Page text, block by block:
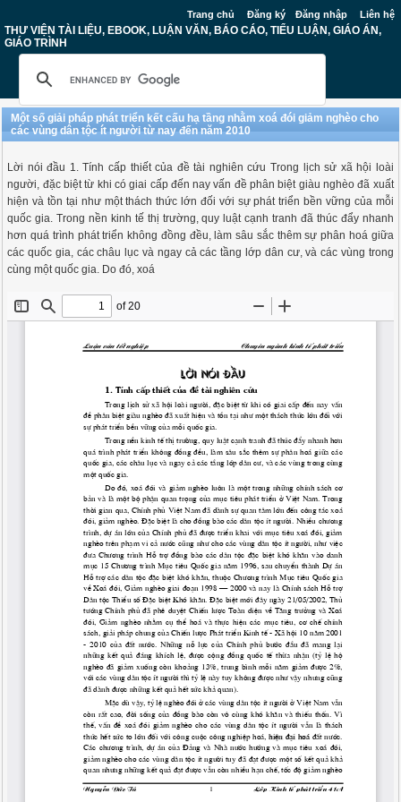
Trang chủ Đăng ký Đăng nhập Liên hệ
THƯ VIỆN TÀI LIỆU, EBOOK, LUẬN VĂN, BÁO CÁO, TIỂU LUẬN, GIÁO ÁN,
GIÁO TRÌNH
Một số giải pháp phát triển kết cấu hạ tầng nhằm xoá đói giảm nghèo cho
các vùng dân tộc ít người từ nay đến năm 2010
Lời nói đầu 1. Tính cấp thiết của đề tài nghiên cứu Trong lịch sử xã hội loài
người, đặc biệt từ khi có giai cấp đến nay vấn đề phân biệt giàu nghèo đã xuất
hiện và tồn tại như một thách thức lớn đối với sự phát triển bền vững của mỗi
quốc gia. Trong nền kinh tế thị trường, quy luật cạnh tranh đã thúc đẩy nhanh
hơn quá trình phát triển không đồng đều, làm sâu sắc thêm sự phân hoá giữa
các quốc gia, các châu lục và ngay cả các tầng lớp dân cư, và các vùng trong
cùng một quốc gia. Do đó, xoá